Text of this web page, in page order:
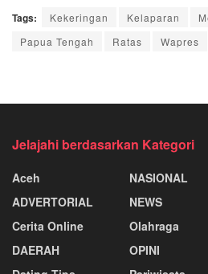
Tags: Kekeringan Kelaparan
Papua Tengah
Ratas Wapres
Jelajahi berdasarkan Kategori
Aceh
ADVERTORIAL
Cerita Online
DAERAH
NASIONAL
NEWS
Olahraga
OPINI